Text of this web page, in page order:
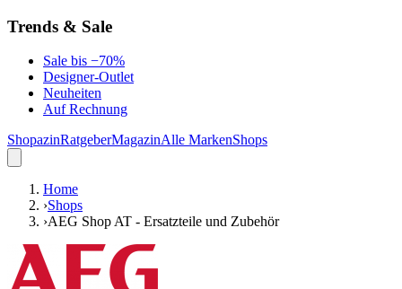
Trends & Sale
Sale bis −70%
Designer-Outlet
Neuheiten
Auf Rechnung
ShopazinRatgeberMagazinAlle MarkenShops
Home
›Shops
›AEG Shop AT - Ersatzteile und Zubehör